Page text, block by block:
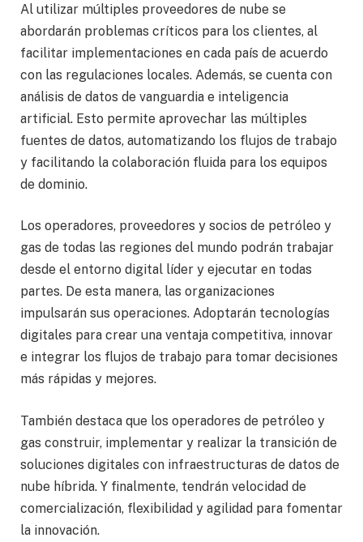
Al utilizar múltiples proveedores de nube se
abordarán problemas críticos para los clientes, al
facilitar implementaciones en cada país de acuerdo
con las regulaciones locales. Además, se cuenta con
análisis de datos de vanguardia e inteligencia
artificial. Esto permite aprovechar las múltiples
fuentes de datos, automatizando los flujos de trabajo
y facilitando la colaboración fluida para los equipos
de dominio.
Los operadores, proveedores y socios de petróleo y
gas de todas las regiones del mundo podrán trabajar
desde el entorno digital líder y ejecutar en todas
partes. De esta manera, las organizaciones
impulsarán sus operaciones. Adoptarán tecnologías
digitales para crear una ventaja competitiva, innovar
e integrar los flujos de trabajo para tomar decisiones
más rápidas y mejores.
También destaca que los operadores de petróleo y
gas construir, implementar y realizar la transición de
soluciones digitales con infraestructuras de datos de
nube híbrida. Y finalmente, tendrán velocidad de
comercialización, flexibilidad y agilidad para fomentar
la innovación.